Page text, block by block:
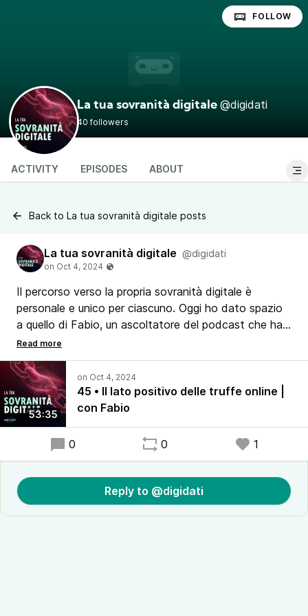
La tua sovranità digitale @digidati
40 followers
FOLLOW
ACTIVITY EPISODES ABOUT
Back to La tua sovranità digitale posts
La tua sovranità digitale @digidati
Il percorso verso la propria sovranità digitale è
personale e unico per ciascuno. Oggi ho dato spazio
a quello di Fabio, un ascoltatore del podcast che ha
avuto l'onore di inaugurare la rubrica di chi ha deciso
di accrescere la propria consapevolezza informatica e
di condividere quanto appreso.
53:35
45 • Il lato positivo delle truffe online |
con Fabio
0 0 1
Reply to @digidati